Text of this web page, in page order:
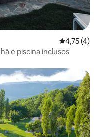
4,75 de
4,75 (4)
e piscina inclusos